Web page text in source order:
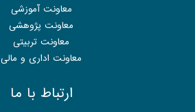
معاونت آموزشی
معاونت پژوهشی
معاونت تربیتی
معاونت اداری و مالی
ارتباط با ما